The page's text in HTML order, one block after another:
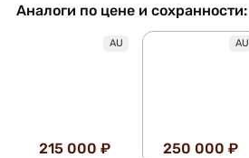
Аналоги по цене и сохранности:
AU
215 000 ₽
AU
250 000 ₽